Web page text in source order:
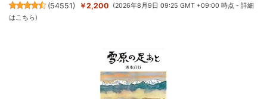
(54551) ￥2,200 (2026年8月9日 09:25 GMT +09:00 時点 -詳細
はこちら)